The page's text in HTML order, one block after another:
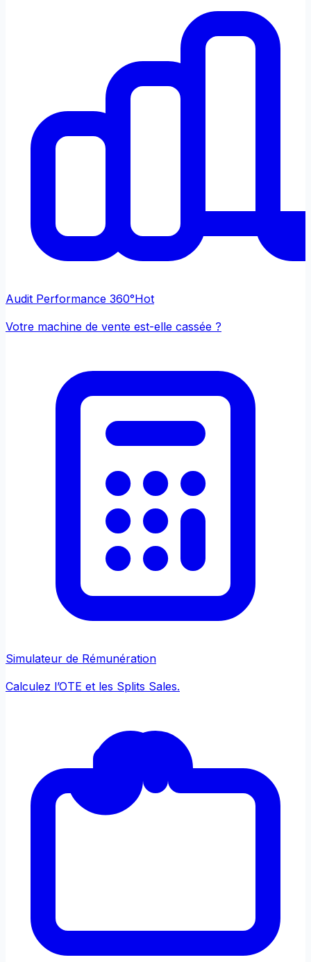
Audit Performance 360°Hot
Votre machine de vente est-elle cassée ?
Simulateur de Rémunération
Calculez l’OTE et les Splits Sales.